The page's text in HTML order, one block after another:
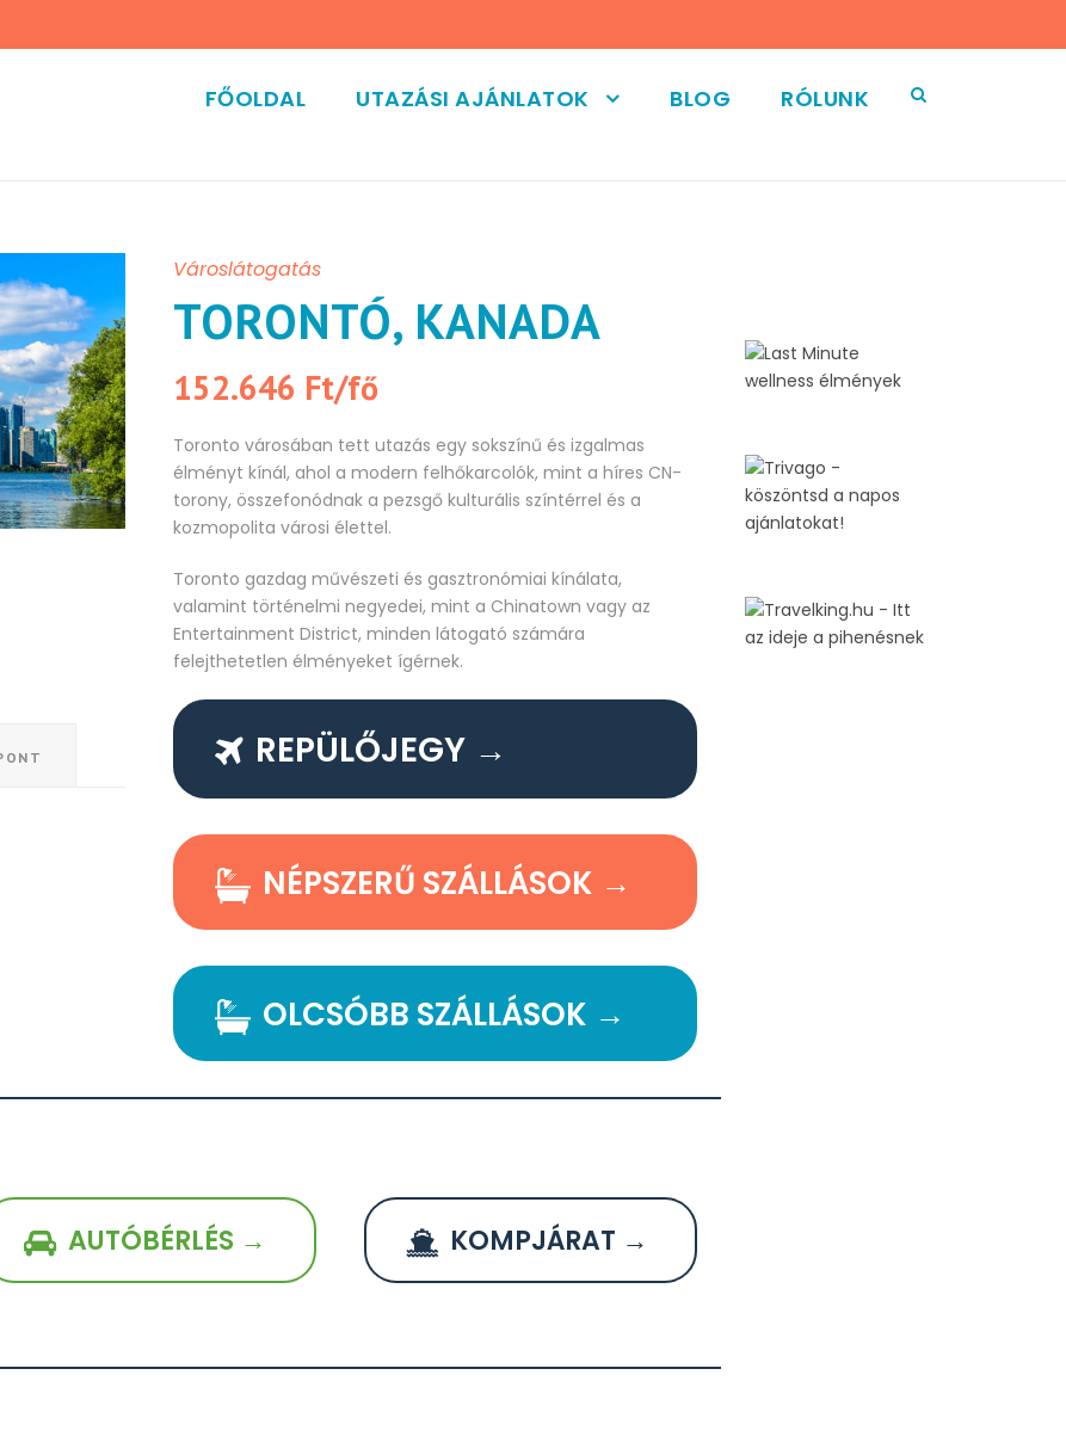
FŐOLDAL UTAZÁSI AJÁNLATOK BLOG RÓLUNK
Városlátogatás
TORONTÓ, KANADA
152.646 Ft/fő
Toronto városában tett utazás egy sokszínű és izgalmas
élményt kínál, ahol a modern felhőkarcolók, mint a híres CN-
torony, összefonódnak a pezsgő kulturális színtérrel és a
kozmopolita városi élettel.
Toronto gazdag művészeti és gasztronómiai kínálata,
valamint történelmi negyedei, mint a Chinatown vagy az
Entertainment District, minden látogató számára
felejthetetlen élményeket ígérnek.
REPÜLŐJEGY →
NÉPSZERŰ SZÁLLÁSOK →
OLCSÓBB SZÁLLÁSOK →
AUTÓBÉRLÉS → KOMPJÁRAT →